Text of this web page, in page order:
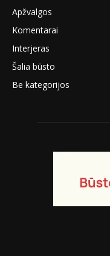
Apžvalgos
Komentarai
Interjeras
Šalia būsto
Be kategorijos